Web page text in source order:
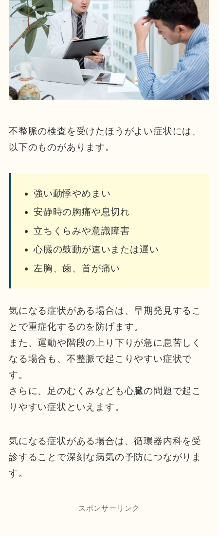
不整脈の検査を受けたほうがよい症状には、
以下のものがあります。
強い動悸やめまい
安静時の胸痛や息切れ
立ちくらみや意識障害
心臓の鼓動が速いまたは遅い
左胸、歯、首が痛い
気になる症状がある場合は、早期発見するこ
とで重症化するのを防げます。
また、運動や階段の上り下りが急に息苦しく
なる場合も、不整脈で起こりやすい症状で
す。
さらに、足のむくみなども心臓の問題で起こ
りやすい症状といえます。
気になる症状がある場合は、循環器内科を受
診することで深刻な病気の予防につながりま
す。
スポンサーリンク